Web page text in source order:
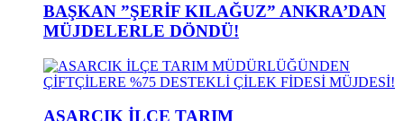
BAŞKAN ”ŞERİF KILAĞUZ” ANKRA’DAN
MÜJDELERLE DÖNDÜ!
ASARCIK İLÇE TARIM